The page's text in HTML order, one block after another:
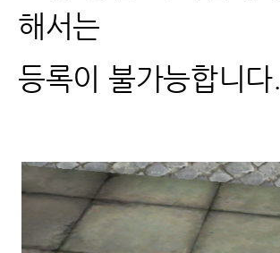
해서는
등록이 불가능합니다.